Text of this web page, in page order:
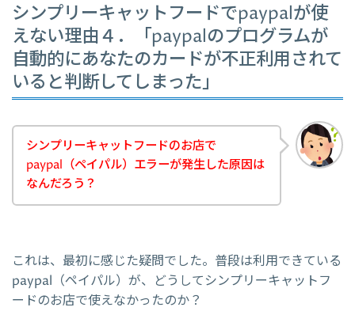
シンプリーキャットフードでpaypalが使
えない理由４．「paypalのプログラムが
自動的にあなたのカードが不正利用されて
いると判断してしまった」
シンプリーキャットフードのお店で
paypal（ペイパル）エラーが発生した原因は
なんだろう？
これは、最初に感じた疑問でした。普段は利用できている
paypal（ペイパル）が、どうしてシンプリーキャットフ
ードのお店で使えなかったのか？